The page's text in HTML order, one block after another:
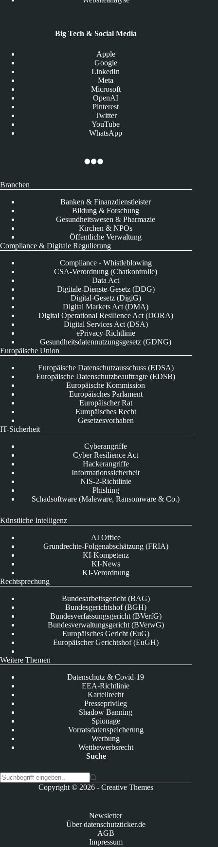
Big Tech & Social Media
Apple
Google
LinkedIn
Meta
Microsoft
OpenAI
Pinterest
Twitter
YouTube
WhatsApp
Branchen
Banken & Finanzdienstleister
Bildung & Forschung
Gesundheitswesen & Pharmazie
Kirchen & NPOs
Öffentliche Verwaltung
Compliance & Digitale Regulierung
Compliance - Whistleblowing
CSA-Verordnung (Chatkontrolle)
Data Act
Digitale-Dienste-Gesetz (DDG)
Digital-Gesetz (DigiG)
Digital Markets Act (DMA)
Digital Operational Resilience Act (DORA)
Digital Services Act (DSA)
ePrivacy-Richtlinie
Gesundheitsdatennutzungsgesetz (GDNG)
Europäische Union
Europäische Datenschutzausschuss (EDSA)
Europäische Datenschutzbeauftragte (EDSB)
Europäische Kommission
Europäisches Parlament
Europäischer Rat
Europäisches Recht
Gesetzesvorhaben
IT-Sicherheit
Cyberangriffe
Cyber Resilience Act
Hackerangriffe
Informationssicherheit
NIS-2-Richtlinie
Phishing
Schadsoftware (Maleware, Ransomware & Co.)
Künstliche Intelligenz
AI Office
Grundrechte-Folgenabschätzung (FRIA)
KI-Kompetenz
KI-News
KI-Verordnung
Rechtsprechung
Bundesarbeitsgericht (BAG)
Bundesgerichtshof (BGH)
Bundesverfassungsgericht (BVerfG)
Bundesverwaltungsgericht (BVerwG)
Europäisches Gericht (EuG)
Europäischer Gerichtshof (EuGH)
Weitere Themen
Datenschutz & Covid-19
EEA-Richtlinie
Kartellrecht
Presseprivileg
Shadow Banning
Spionage
Vorratsdatenspeicherung
Werbung
Wettbewerbsrecht
Suche
Copyright © 2026 -Creative Themes
Newsletter
Über datenschutzticker.de
AGB
Impressum